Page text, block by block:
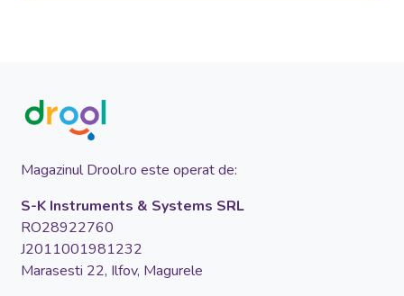
Magazinul Drool.ro este operat de:
S-K Instruments & Systems SRL
RO28922760
J2011001981232
Marasesti 22, Ilfov, Magurele